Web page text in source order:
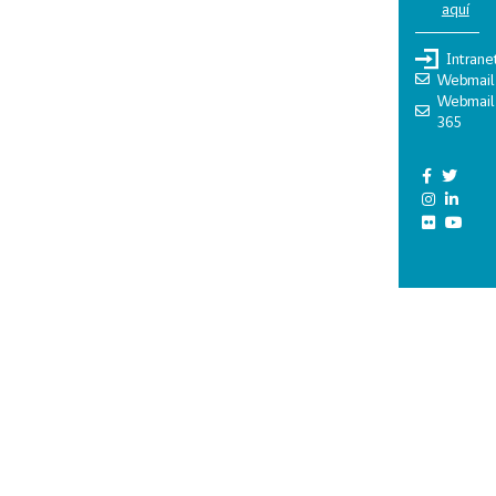
aquí
Webmail
Webmail
365